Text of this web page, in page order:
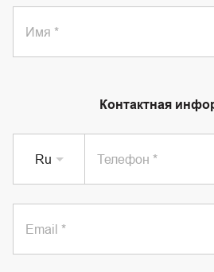
Имя
Контактная
Ru Телефон
Email